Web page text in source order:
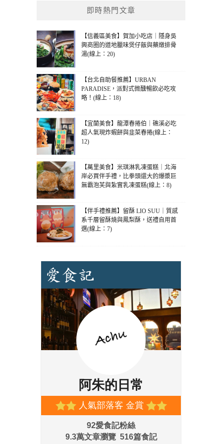
即時熱門文章
【信義區美食】賀加小吃店｜隱身吳
興商圈的道地臘味煲仔飯與藥燉排骨
湯(線上：20)
【台北自助餐推薦】URBAN
PARADISE，派對式微醺暢飲必吃攻
略！(線上：18)
【宜蘭美食】龍潭春捲伯｜礁溪必吃
超人氣現炸蝦餅與韭菜春捲(線上：
12)
【萬里美食】米琪淋乳凍蛋糕｜北海
岸必買伴手禮，比拳頭還大的爆漿巨
無霸泡芙與紮實乳凍蛋糕(線上：8)
【伴手禮推薦】留酥 LIO SUU｜質感
系千層留酥燒與鳳梨酥，送禮自用首
選(線上：7)